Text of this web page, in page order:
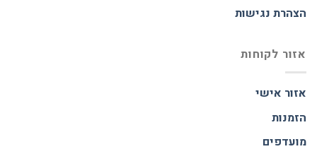
הצהרת נגישות
אזור לקוחות
אזור אישי
הזמנות
מועדפים